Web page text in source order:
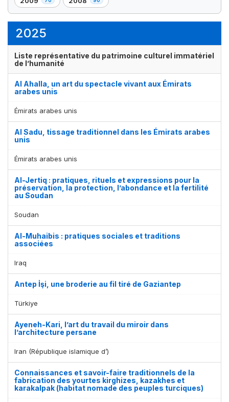
élément(s)
élément(s)
,
70
,
90
2025
Liste représentative du patrimoine culturel immatériel
de l’humanité
Al Ahalla, un art du spectacle vivant aux Émirats
arabes unis
Émirats arabes unis
Al Sadu, tissage traditionnel dans les Émirats arabes
unis
Émirats arabes unis
Al-Jertiq : pratiques, rituels et expressions pour la
préservation, la protection, l’abondance et la fertilité
au Soudan
Soudan
Al-Muhaibis : pratiques sociales et traditions
associées
Iraq
Antep İşi, une broderie au fil tiré de Gaziantep
Türkiye
Ayeneh-Kari, l’art du travail du miroir dans
l’architecture persane
Iran (République islamique d’)
Connaissances et savoir-faire traditionnels de la
fabrication des yourtes kirghizes, kazakhes et
karakalpak (habitat nomade des peuples turciques)